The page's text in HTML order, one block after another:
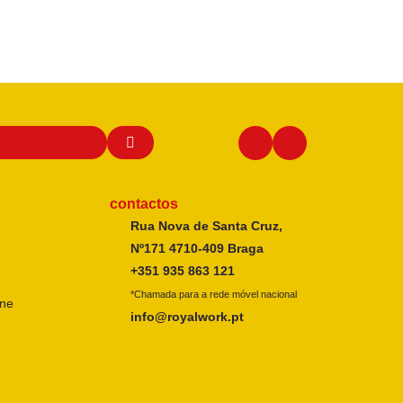
contactos
Rua Nova de Santa Cruz,
Nº171 4710-409 Braga
+351 935 863 121
*Chamada para a rede móvel nacional
info@royalwork.pt